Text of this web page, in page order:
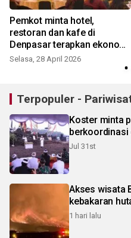
Pemkot minta hotel,
restoran dan kafe di
Denpasar terapkan ekonomi
sirkular
Selasa, 28 April 2026
Terpopuler -
Koster minta
berkoordinasi
Jul 31st
Akses wisata
kebakaran
1 hari lalu